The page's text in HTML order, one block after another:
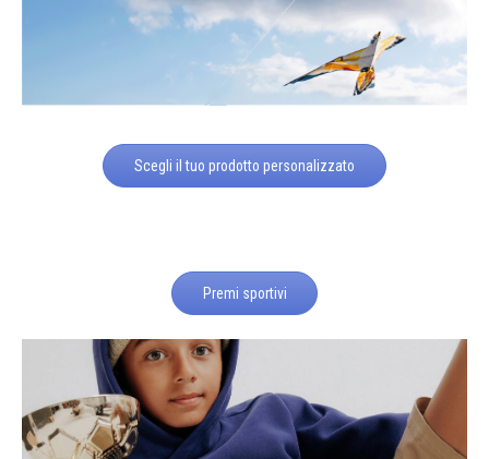
Scegli il tuo prodotto personalizzato
Premi sportivi